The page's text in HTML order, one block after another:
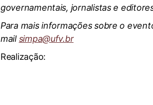
governamentais, jornalistas e
Para mais informações sobre o
mailsimpa@ufv.br
Realização: